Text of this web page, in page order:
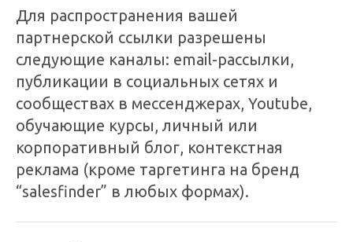
Для распространения вашей
партнерской ссылки разрешены
следующие каналы: email-рассылки,
публикации в социальных сетях и
сообществах в мессенджерах, Youtube,
обучающие курсы, личный или
корпоративный блог, контекстная
реклама (кроме таргетинга на бренд
“salesfinder” в любых формах).